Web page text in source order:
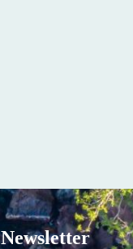
Newsletter